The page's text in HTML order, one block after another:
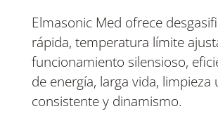
Elmasonic Med ofrece
rápida, temperatura límite
funcionamiento silensioso,
de energía, larga vida, limpieza
consistente y dinamismo.